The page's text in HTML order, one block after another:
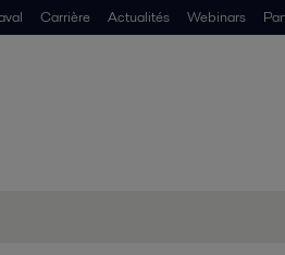
Carrière Actualités Webinars